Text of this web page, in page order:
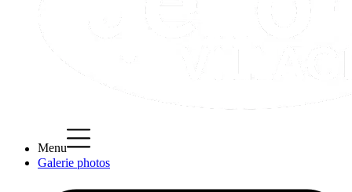
Menu
Galerie photos